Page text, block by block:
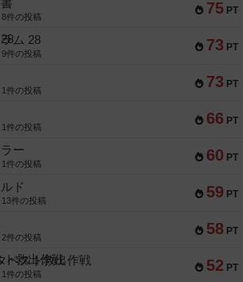
75 PT
8件の投稿
73 PT
ム 28
9件の投稿
73 PT
1件の投稿
66 PT
1件の投稿
60 PT
ー
1件の投稿
59 PT
ド
13件の投稿
58 PT
2件の投稿
52 PT
ペスト救出作戦
1件の投稿